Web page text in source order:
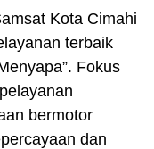
Kota Cimahi
terbaik
Fokus
bermotor
dan